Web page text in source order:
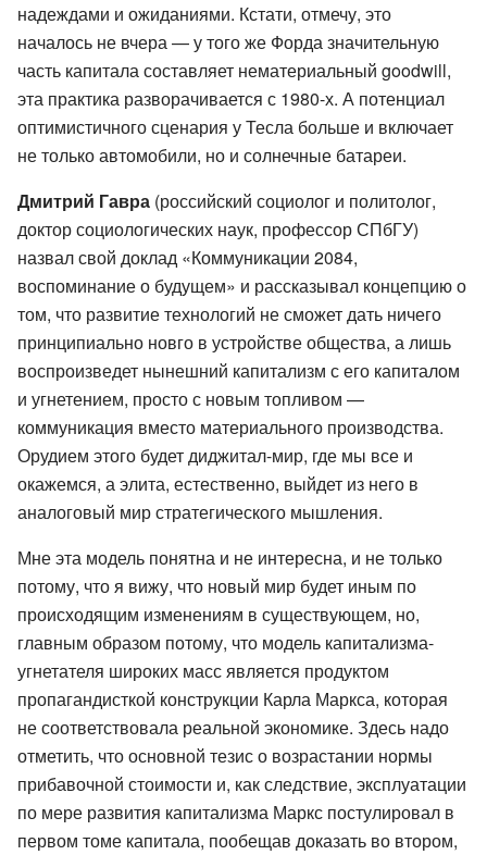
надеждами и ожиданиями. Кстати, отмечу, это
началось не вчера — у того же Форда значительную
часть капитала составляет нематериальный goodwill,
эта практика разворачивается с 1980-х. А потенциал
оптимистичного сценария у Тесла больше и включает
не только автомобили, но и солнечные батареи.
Дмитрий Гавра (российский социолог и политолог,
доктор социологических наук, профессор СПбГУ)
назвал свой доклад «Коммуникации 2084,
воспоминание о будущем» и рассказывал концепцию о
том, что развитие технологий не сможет дать ничего
принципиально новго в устройстве общества, а лишь
воспроизведет нынешний капитализм с его капиталом
и угнетением, просто с новым топливом —
коммуникация вместо материального производства.
Орудием этого будет диджитал-мир, где мы все и
окажемся, а элита, естественно, выйдет из него в
аналоговый мир стратегического мышления.
Мне эта модель понятна и не интересна, и не только
потому, что я вижу, что новый мир будет иным по
происходящим изменениям в существующем, но,
главным образом потому, что модель капитализма-
угнетателя широких масс является продуктом
пропагандисткой конструкции Карла Маркса, которая
не соответствовала реальной экономике. Здесь надо
отметить, что основной тезис о возрастании нормы
прибавочной стоимости и, как следствие, эксплуатации
по мере развития капитализма Маркс постулировал в
первом томе капитала, пообещав доказать во втором,